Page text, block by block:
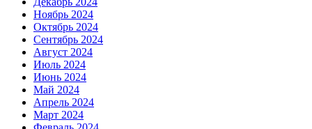
Ноябрь 2024
Октябрь 2024
Сентябрь 2024
Август 2024
Июль 2024
Июнь 2024
Май 2024
Апрель 2024
Март 2024